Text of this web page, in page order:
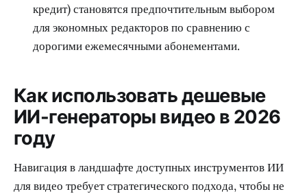
кредит) становятся предпочтительным выбором
для экономных редакторов по сравнению с
дорогими ежемесячными абонементами.
Как использовать дешевые
ИИ-генераторы видео в 2026
году
Навигация в ландшафте доступных инструментов ИИ
для видео требует стратегического подхода, чтобы не